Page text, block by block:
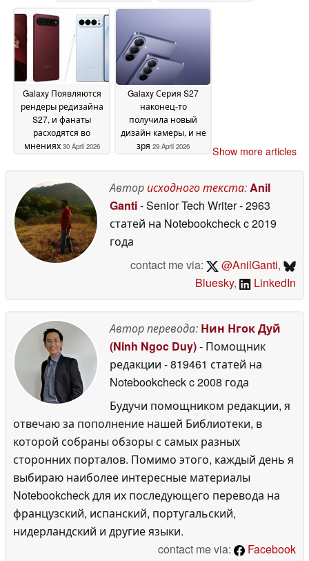
03 May 2026
Galaxy Появляются
рендеры редизайна
S27, и фанаты
расходятся во
мнениях 30 April 2026
Galaxy Серия S27
наконец-то
получила новый
дизайн камеры, и не
зря 29 April 2026 Show more articles
Авторисходного текста:Anil
Ganti- Senior Tech Writer- 2963
статей на Notebookcheckc 2019
года
contact me via:
@AnilGanti,
Bluesky, LinkedIn
Автор перевода: Нин Нгок Дуй
(Ninh Ngoc Duy)- Помощник
редакции - 819461 статей на
Notebookcheckc 2008 года
Будучи помощником редакции, я
отвечаю за пополнение нашей Библиотеки, в
которой собраны обзоры с самых разных
сторонних порталов. Помимо этого, каждый день я
выбираю наиболее интересные материалы
Notebookcheck для их последующего перевода на
французский, испанский, португальский,
нидерландский и другие языки.
contact me via:
Facebook